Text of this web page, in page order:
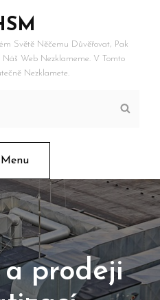
Světě Něčemu Důvěřovat, Pak
Web Nezklameme. V Tomto
Nezklamete.
Menu
prodeji